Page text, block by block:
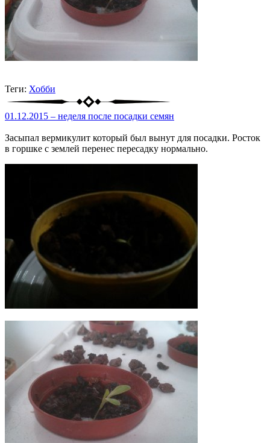
Теги: Хобби
01.12.2015 – неделя после посадки семян
Засыпал вермикулит который был вынут для посадки. Росток
в горшке с землей перенес пересадку нормально.